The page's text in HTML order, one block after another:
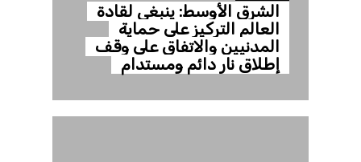
الشرق الأوسط: ينبغي لقادة
العالم التركيز على حماية
المدنيين والاتفاق على وقف
إطلاق نار دائم ومستدام